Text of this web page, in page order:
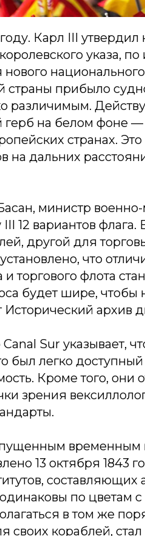
Карл III утвердил
указа, по
страны прибыло
различимым.
герб на белом фоне —
странах.
на дальних
министр военно-
12 вариантов
другой для
что
торгового флота
будет шире, чтобы
архив
Sur указывает,
был легко доступный
Кроме того, они
зрения
временным
13 октября 1843
по цветам
в том же
своих кораблей,